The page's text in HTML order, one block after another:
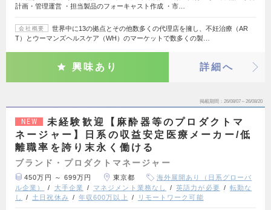
計画・管理運営 ・担当製品のフォーキャスト作成 ・市…
会社概要
世界中に13の拠点とその他数多くの代理店を擁し、不妊治療（AR
T）とウーマンズヘルスケア（WH）のマーケットで数多くの製…
興味あり 詳細へ
掲載期間 26/08/07～26/08/20
NEW
未経験歓迎【麻酔器等のプロダクトマ
ネージャー】日系の収益安定医療メーカー/低
離職率を誇り末永く働ける
ブランド・プロダクトマネージャー
450万円 ～ 699万円 東京都
海外展開あり（日系グローバ
ル企業）
大手企業 マネジメント業務なし 英語力が必要
転勤な
し
土日祝休み 年収600万以上 リモートワーク可能